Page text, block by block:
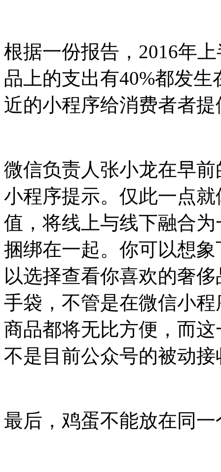
根据一份报告，2016年
品上的支出有40%都发
近的小程序给消费者者
微信负责人张小龙在早
小程序提示。仅此一点
值，将线上与线下融合
捆绑在一起。你可以想
以选择查看你喜欢的奢
手袋，不管是在微信小
商品都将无比方便，而
不是目前公众号的被动
最后，鸡蛋不能放在同